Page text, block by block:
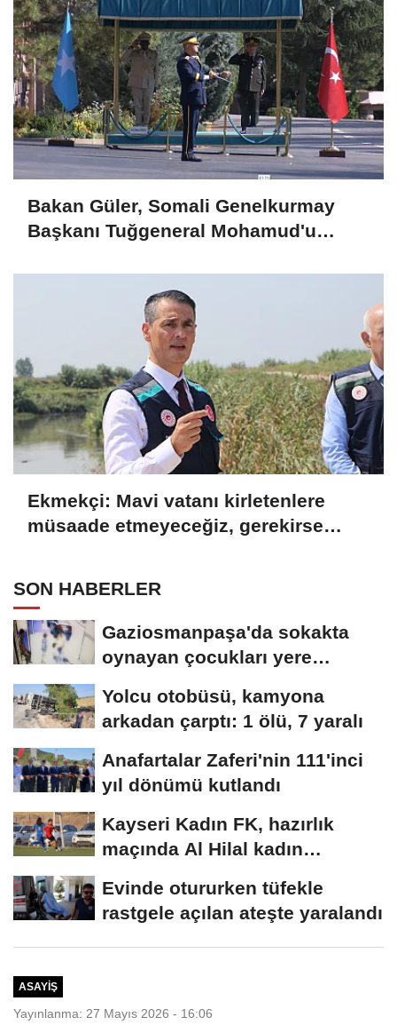
Bakan Güler, Somali Genelkurmay
Başkanı Tuğgeneral Mohamud'u
Ekmekçi: Mavi vatanı kirletenlere
müsaade etmeyeceğiz, gerekirse
SON HABERLER
Gaziosmanpaşa'da sokakta
oynayan çocukları yere
Yolcu otobüsü, kamyona
arkadan çarptı: 1 ölü, 7 yaralı
Anafartalar Zaferi'nin 111'inci
yıl dönümü kutlandı
Kayseri Kadın FK, hazırlık
maçında Al Hilal kadın
Evinde otururken tüfekle
rastgele açılan ateşte yaralandı
ASAYIŞ
Yayınlanma: 27 Mayıs 2026 - 16:06